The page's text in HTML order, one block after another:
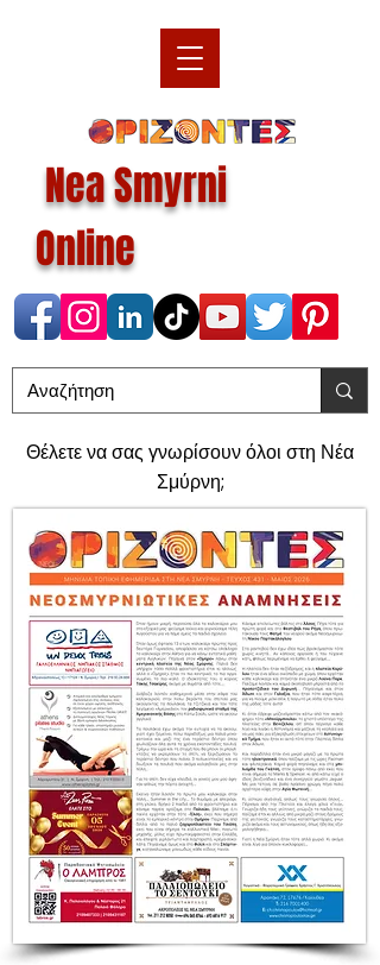
Nea Smyrni
Online
Θέλετε να σας γνωρίσουν όλοι στη Νέα
Σμύρνη;